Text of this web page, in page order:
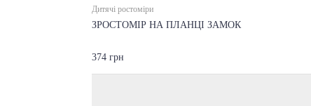
Дитячі ростоміри
ЗРОСТОМІР НА ПЛАНЦІ ЗАМОК
374 грн